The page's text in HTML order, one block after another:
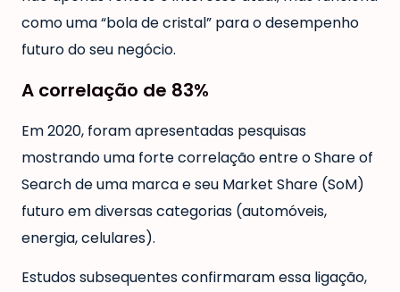
como uma “bola de cristal” para o desempenho
futuro do seu negócio.
A correlação de 83%
Em 2020, foram apresentadas pesquisas
mostrando uma forte correlação entre o Share of
Search de uma marca e seu Market Share (SoM)
futuro em diversas categorias (automóveis,
energia, celulares).
Estudos subsequentes confirmaram essa ligação,